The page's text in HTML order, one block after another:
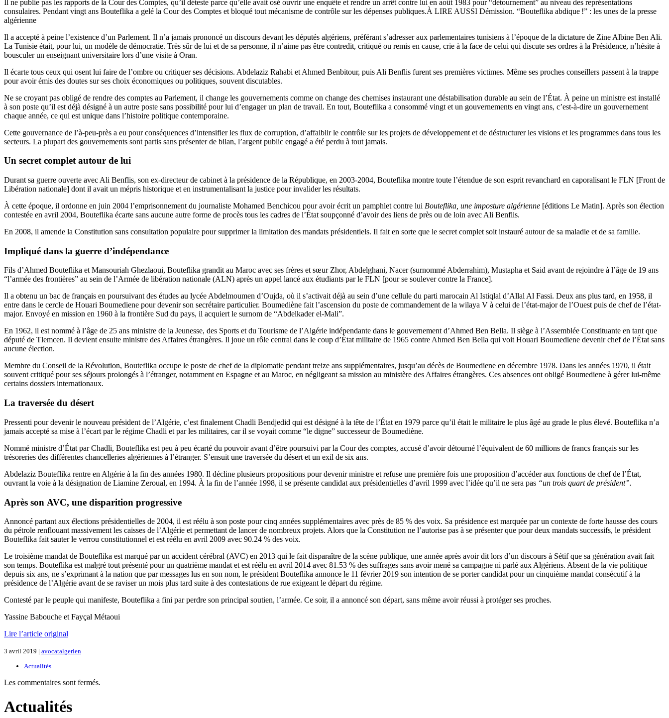
Il ne publie pas les rapports de la Cour des Comptes, qu’il déteste parce qu’elle avait osé ouvrir une enquête et rendre un arrêt contre lui en août 1983 pour “détournement” au niveau des représentations
consulaires. Pendant vingt ans Bouteflika a gelé la Cour des Comptes et bloqué tout mécanisme de contrôle sur les dépenses publiques.À LIRE AUSSI Démission. “Bouteflika abdique !” : les unes de la presse
algérienne
Il a accepté à peine l’existence d’un Parlement. Il n’a jamais prononcé un discours devant les députés algériens, préférant s’adresser aux parlementaires tunisiens à l’époque de la dictature de Zine Albine Ben Ali.
La Tunisie était, pour lui, un modèle de démocratie. Très sûr de lui et de sa personne, il n’aime pas être contredit, critiqué ou remis en cause, crie à la face de celui qui discute ses ordres à la Présidence, n’hésite à
bousculer un enseignant universitaire lors d’une visite à Oran.
Il écarte tous ceux qui osent lui faire de l’ombre ou critiquer ses décisions. Abdelaziz Rahabi et Ahmed Benbitour, puis Ali Benflis furent ses premières victimes. Même ses proches conseillers passent à la trappe
pour avoir émis des doutes sur ses choix économiques ou politiques, souvent discutables.
Ne se croyant pas obligé de rendre des comptes au Parlement, il change les gouvernements comme on change des chemises instaurant une déstabilisation durable au sein de l’État. À peine un ministre est installé
à son poste qu’il est déjà désigné à un autre poste sans possibilité pour lui d’engager un plan de travail. En tout, Bouteflika a consommé vingt et un gouvernements en vingt ans, c’est-à-dire un gouvernement
chaque année, ce qui est unique dans l’histoire politique contemporaine.
Cette gouvernance de l’à-peu-près a eu pour conséquences d’intensifier les flux de corruption, d’affaiblir le contrôle sur les projets de développement et de déstructurer les visions et les programmes dans tous les
secteurs. La plupart des gouvernements sont partis sans présenter de bilan, l’argent public engagé a été perdu à tout jamais.
Un secret complet autour de lui
Durant sa guerre ouverte avec Ali Benflis, son ex-directeur de cabinet à la présidence de la République, en 2003-2004, Bouteflika montre toute l’étendue de son esprit revanchard en caporalisant le FLN [Front de
Libération nationale] dont il avait un mépris historique et en instrumentalisant la justice pour invalider les résultats.
À cette époque, il ordonne en juin 2004 l’emprisonnement du journaliste Mohamed Benchicou pour avoir écrit un pamphlet contre lui Bouteflika, une imposture algérienne [éditions Le Matin]. Après son élection
contestée en avril 2004, Bouteflika écarte sans aucune autre forme de procès tous les cadres de l’État soupçonné d’avoir des liens de près ou de loin avec Ali Benflis.
En 2008, il amende la Constitution sans consultation populaire pour supprimer la limitation des mandats présidentiels. Il fait en sorte que le secret complet soit instauré autour de sa maladie et de sa famille.
Impliqué dans la guerre d’indépendance
Fils d’Ahmed Bouteflika et Mansouriah Ghezlaoui, Bouteflika grandit au Maroc avec ses frères et sœur Zhor, Abdelghani, Nacer (surnommé Abderrahim), Mustapha et Said avant de rejoindre à l’âge de 19 ans
“l’armée des frontières” au sein de l’Armée de libération nationale (ALN) après un appel lancé aux étudiants par le FLN [pour se soulever contre la France].
Il a obtenu un bac de français en poursuivant des études au lycée Abdelmoumen d’Oujda, où il s’activait déjà au sein d’une cellule du parti marocain Al Istiqlal d’Allal Al Fassi. Deux ans plus tard, en 1958, il
entre dans le cercle de Houari Boumediene pour devenir son secrétaire particulier. Boumediène fait l’ascension du poste de commandement de la wilaya V à celui de l’état-major de l’Ouest puis de chef de l’état-
major. Envoyé en mission en 1960 à la frontière Sud du pays, il acquiert le surnom de “Abdelkader el-Mali”.
En 1962, il est nommé à l’âge de 25 ans ministre de la Jeunesse, des Sports et du Tourisme de l’Algérie indépendante dans le gouvernement d’Ahmed Ben Bella. Il siège à l’Assemblée Constituante en tant que
député de Tlemcen. Il devient ensuite ministre des Affaires étrangères. Il joue un rôle central dans le coup d’État militaire de 1965 contre Ahmed Ben Bella qui voit Houari Boumediene devenir chef de l’État sans
aucune élection.
Membre du Conseil de la Révolution, Bouteflika occupe le poste de chef de la diplomatie pendant treize ans supplémentaires, jusqu’au décès de Boumediene en décembre 1978. Dans les années 1970, il était
souvent critiqué pour ses séjours prolongés à l’étranger, notamment en Espagne et au Maroc, en négligeant sa mission au ministère des Affaires étrangères. Ces absences ont obligé Boumediene à gérer lui-même
certains dossiers internationaux.
La traversée du désert
Pressenti pour devenir le nouveau président de l’Algérie, c’est finalement Chadli Bendjedid qui est désigné à la tête de l’État en 1979 parce qu’il était le militaire le plus âgé au grade le plus élevé. Bouteflika n’a
jamais accepté sa mise à l’écart par le régime Chadli et par les militaires, car il se voyait comme “le digne” successeur de Boumediène.
Nommé ministre d’État par Chadli, Bouteflika est peu à peu écarté du pouvoir avant d’être poursuivi par la Cour des comptes, accusé d’avoir détourné l’équivalent de 60 millions de francs français sur les
trésoreries des différentes chancelleries algériennes à l’étranger. S’ensuit une traversée du désert et un exil de six ans.
Abdelaziz Bouteflika rentre en Algérie à la fin des années 1980. Il décline plusieurs propositions pour devenir ministre et refuse une première fois une proposition d’accéder aux fonctions de chef de l’État,
ouvrant la voie à la désignation de Liamine Zeroual, en 1994. À la fin de l’année 1998, il se présente candidat aux présidentielles d’avril 1999 avec l’idée qu’il ne sera pas “un trois quart de président”.
Après son AVC, une disparition progressive
Annoncé partant aux élections présidentielles de 2004, il est réélu à son poste pour cinq années supplémentaires avec près de 85 % des voix. Sa présidence est marquée par un contexte de forte hausse des cours
du pétrole renflouant massivement les caisses de l’Algérie et permettant de lancer de nombreux projets. Alors que la Constitution ne l’autorise pas à se présenter que pour deux mandats successifs, le président
Bouteflika fait sauter le verrou constitutionnel et est réélu en avril 2009 avec 90.24 % des voix.
Le troisième mandat de Bouteflika est marqué par un accident cérébral (AVC) en 2013 qui le fait disparaître de la scène publique, une année après avoir dit lors d’un discours à Sétif que sa génération avait fait
son temps. Bouteflika est malgré tout présenté pour un quatrième mandat et est réélu en avril 2014 avec 81.53 % des suffrages sans avoir mené sa campagne ni parlé aux Algériens. Absent de la vie politique
depuis six ans, ne s’exprimant à la nation que par messages lus en son nom, le président Bouteflika annonce le 11 février 2019 son intention de se porter candidat pour un cinquième mandat consécutif à la
présidence de l’Algérie avant de se raviser un mois plus tard suite à des contestations de rue exigeant le départ du régime.
Contesté par le peuple qui manifeste, Bouteflika a fini par perdre son principal soutien, l’armée. Ce soir, il a annoncé son départ, sans même avoir réussi à protéger ses proches.
Yassine Babouche et Fayçal Métaoui
Lire l’article original
3 avril 2019 | avocatalgerien
Actualités
Les commentaires sont fermés.
Actualités